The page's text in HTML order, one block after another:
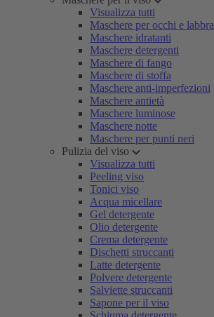
Visualizza tutti
Maschere per occhi e labbra
Maschere idratanti
Maschere detergenti
Maschere di fango
Maschere di stoffa
Maschere anti-imperfezioni
Maschere antietà
Maschere luminose
Maschere notte
Maschere per punti neri
Pulizia del viso
Visualizza tutti
Peeling viso
Tonici viso
Acqua micellare
Gel detergente
Olio detergente
Crema detergente
Dischetti struccanti
Latte detergente
Polvere detergente
Salviette struccanti
Sapone per il viso